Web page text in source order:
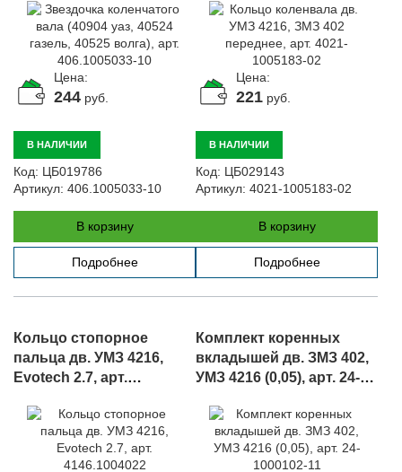
Цена:
244 руб.
В НАЛИЧИИ
Код: ЦБ019786
Артикул: 406.1005033-10
В корзину
Подробнее
Цена:
221 руб.
В НАЛИЧИИ
Код: ЦБ029143
Артикул: 4021-1005183-02
В корзину
Подробнее
Кольцо стопорное
пальца дв. УМЗ 4216,
Evotech 2.7, арт.
Комплект коренных
вкладышей дв. ЗМЗ 402,
УМЗ 4216 (0,05), арт. 24-